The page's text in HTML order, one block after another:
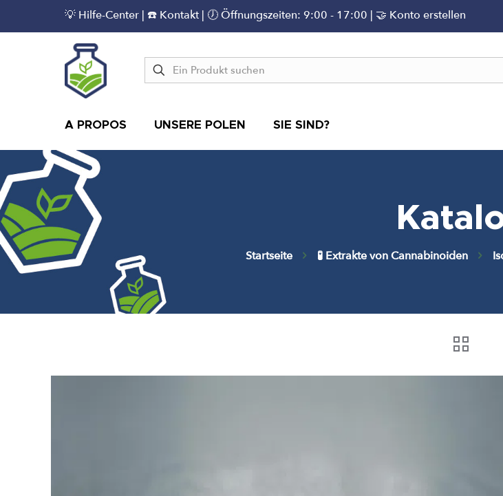
💡 Hilfe-Center | ☎️ Kontakt | 🕖 Öffnungszeiten: 9:00 - 17:00 | 🤝 Konto erstellen
A PROPOS UNSERE POLEN SIE SIND?
Startseite 🧪 Extrakte von Cannabinoiden